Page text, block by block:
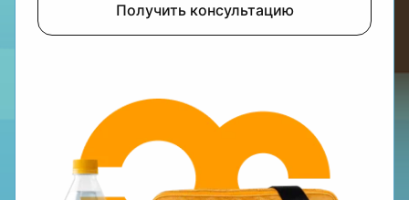
Получить консультацию